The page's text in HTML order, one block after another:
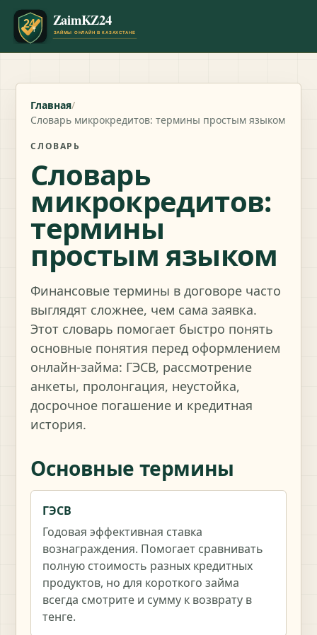
Главная/
Словарь микрокредитов: термины простым языком
СЛОВАРЬ
Словарь
микрокредитов:
термины
простым языком
Финансовые термины в договоре часто
выглядят сложнее, чем сама заявка.
Этот словарь помогает быстро понять
основные понятия перед оформлением
онлайн-займа: ГЭСВ, рассмотрение
анкеты, пролонгация, неустойка,
досрочное погашение и кредитная
история.
Основные термины
ГЭСВ
Годовая эффективная ставка
вознаграждения. Помогает сравнивать
полную стоимость разных кредитных
продуктов, но для короткого займа
всегда смотрите и сумму к возврату в
тенге.